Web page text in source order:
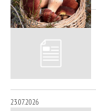
27.07.2026
23.07.2026